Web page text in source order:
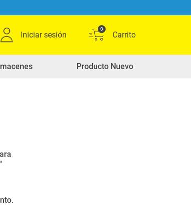
Iniciar sesión
0
Producto Nuevo
"